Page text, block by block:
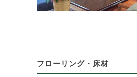
フローリング・床材